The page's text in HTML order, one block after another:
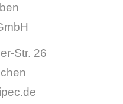
Str. 26